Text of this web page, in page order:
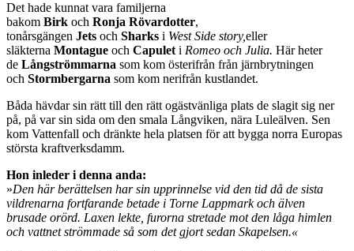
Det hade kunnat vara familjerna
bakom Birk och Ronja Rövardotter,
tonårsgängen Jets och Sharks i West Side story,eller
släkterna Montague och Capulet i Romeo och Julia. Här heter
de Långströmmarna som kom österifrån från järnbrytningen
och Stormbergarna som kom nerifrån kustlandet.
Båda hävdar sin rätt till den rätt ogästvänliga plats de slagit sig ner
på, på var sin sida om den smala Långviken, nära Luleälven. Sen
kom Vattenfall och dränkte hela platsen för att bygga norra Europas
största kraftverksdamm.
Hon inleder i denna anda:
»Den här berättelsen har sin upprinnelse vid den tid då de sista
vildrenarna fortfarande betade i Torne Lappmark och älven
brusade orörd. Laxen lekte, furorna stretade mot den låga himlen
och vattnet strömmade så som det gjort sedan Skapelsen.«